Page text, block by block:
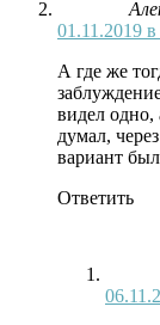
01.11.2019
А где же
видел одно,
думал,
вариант
Ответить